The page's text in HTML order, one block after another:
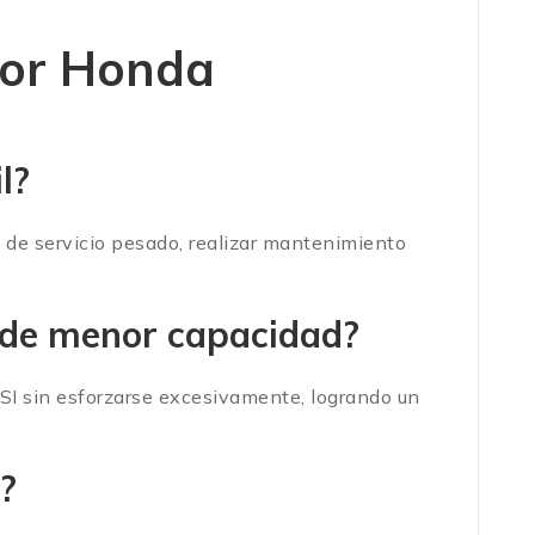
Honda
servicio pesado, realizar mantenimiento
menor capacidad?
sin esforzarse excesivamente, logrando un